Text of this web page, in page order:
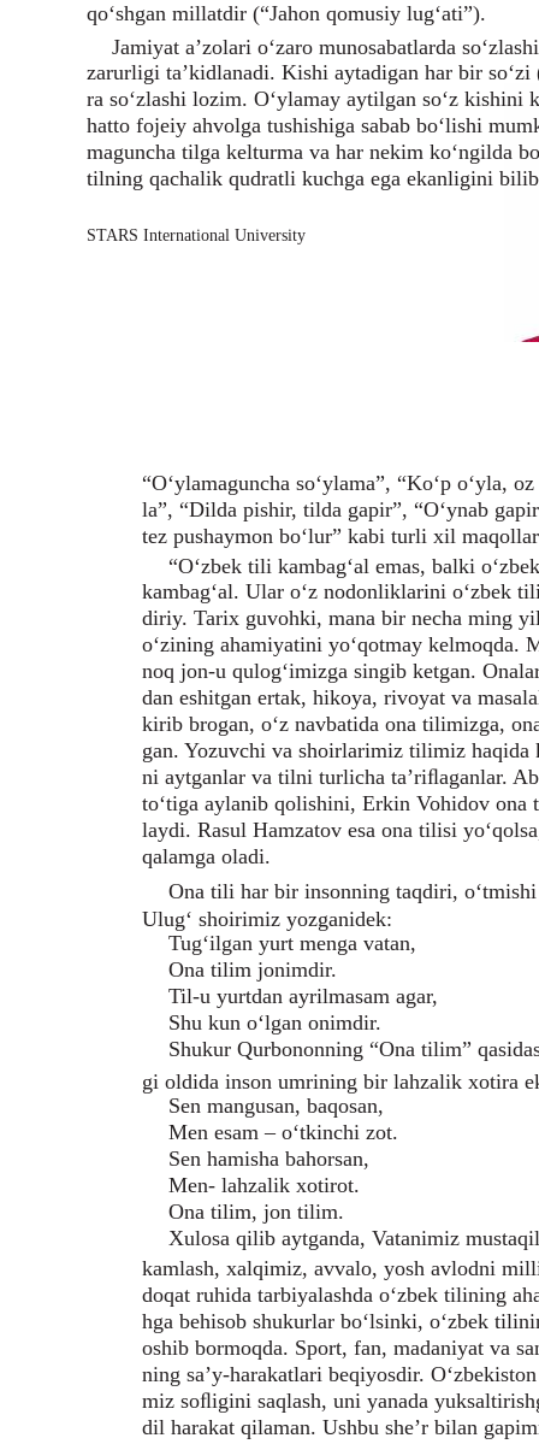
STARS International University
qo‘shgan millatdir (“Jahon qomusiy lug‘ati”).
Jamiyat a’zolari o‘zaro munosabatlarda
zarurligi ta’kidlanadi. Kishi aytadigan har bir
ra so‘zlashi lozim. O‘ylamay aytilgan so‘z
hatto fojeiy ahvolga tushishiga sabab bo‘lishi
maguncha tilga kelturma va har nekim ko‘ngilda
tilning qachalik qudratli kuchga ega ekanligini
“O‘ylamaguncha so‘ylama”, “Ko‘p o‘yla,
la”, “Dilda pishir, tilda gapir”, “O‘ynab
tez pushaymon bo‘lur” kabi turli xil
“O‘zbek tili kambag‘al emas, balki
kambag‘al. Ular o‘z nodonliklarini o‘zbek
diriy. Tarix guvohki, mana bir necha ming
o‘zining ahamiyatini yo‘qotmay kelmoqda.
noq jon-u qulog‘imizga singib ketgan.
dan eshitgan ertak, hikoya, rivoyat va
kirib brogan, o‘z navbatida ona tilimizga,
gan. Yozuvchi va shoirlarimiz tilimiz haqida
ni aytganlar va tilni turlicha ta’riﬂaganlar.
to‘tiga aylanib qolishini, Erkin Vohidov
laydi. Rasul Hamzatov esa ona tilisi
qalamga oladi.
Ona tili har bir insonning taqdiri,
Ulug‘ shoirimiz yozganidek:
Tug‘ilgan yurt menga vatan,
Ona tilim jonimdir.
Til-u yurtdan ayrilmasam agar,
Shu kun o‘lgan onimdir.
Shukur Qurbononning “Ona tilim”
gi oldida inson umrining bir lahzalik xotira
Sen mangusan, baqosan,
Men esam – o‘tkinchi zot.
Sen hamisha bahorsan,
Men- lahzalik xotirot.
Ona tilim, jon tilim.
Xulosa qilib aytganda, Vatanimiz
kamlash, xalqimiz, avvalo, yosh avlodni
doqat ruhida tarbiyalashda o‘zbek tilining
hga behisob shukurlar bo‘lsinki, o‘zbek
oshib bormoqda. Sport, fan, madaniyat va
ning sa’y-harakatlari beqiyosdir.
miz soﬂigini saqlash, uni yanada
dil harakat qilaman. Ushbu she’r bilan